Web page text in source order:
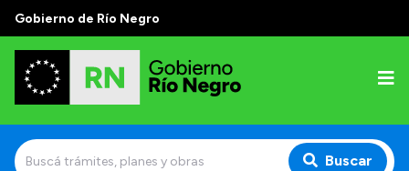
Gobierno de Río Negro
Buscar